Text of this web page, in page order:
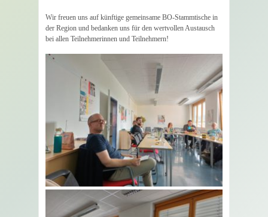
Wir freuen uns auf künftige gemeinsame BO-Stammtische in
der Region und bedanken uns für den wertvollen Austausch
bei allen Teilnehmerinnen und Teilnehmern!